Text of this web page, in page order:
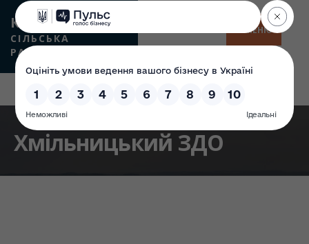
КАМʼЯНСЬКА
СІЛЬСЬКА
РАДА
МЕНЮ
Хмільницький ЗДО